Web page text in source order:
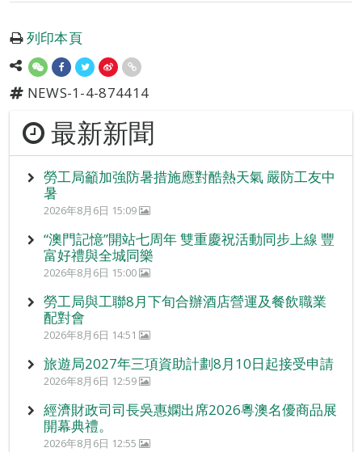
列印本頁
NEWS-1-4-874414
最新新聞
勞工局籲加強防暑措施應對酷熱天氣 嚴防工友中
暑
2026年8月6日 15:09
“澳門記憶”開站七周年 雙重慶祝活動同步上線 豐
富好禮與全城同樂
2026年8月6日 15:00
勞工局與工聯8月下旬合辦酒店營運及餐飲職業
配對會
2026年8月6日 14:51
旅遊局2027年三項資助計劃8月10日起接受申請
2026年8月6日 12:59
經濟財政司司長吳惠嫻出席2026粵澳名優商品展
開幕典禮。
2026年8月6日 12:55